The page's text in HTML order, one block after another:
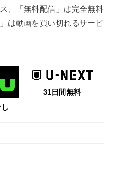
、「無料配信」は完全無料
は動画を買い切れるサービ
31日間無料